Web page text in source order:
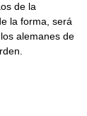
de la
la forma, será
alemanes de